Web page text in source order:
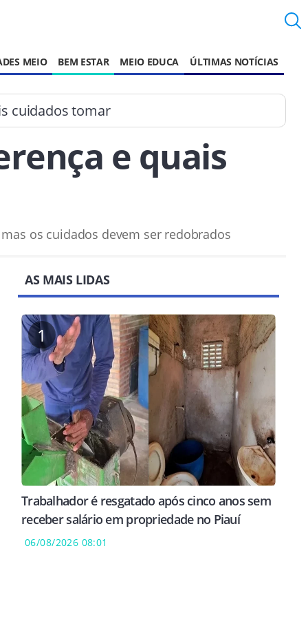
MEIO BEM ESTAR MEIO EDUCA ÚLTIMAS NOTÍCIAS
cuidados tomar
e quais
os cuidados devem ser redobrados
AS MAIS LIDAS
1
Trabalhador é resgatado após cinco anos sem
receber salário em propriedade no Piauí
06/08/2026 08:01